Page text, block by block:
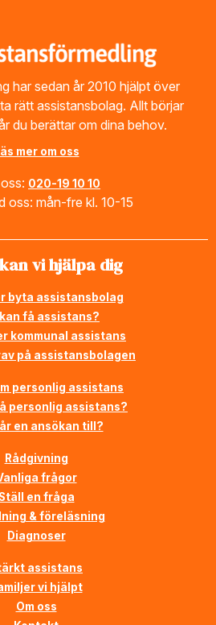
har sedan år 2010 hjälpt över
rätt assistansbolag. Allt börjar
du berättar om dina behov.
mer om oss
020-19 10 10
oss: mån-fre kl. 10-15
vi hjälpa dig
byta assistansbolag
få assistans?
kommunal assistans
på assistansbolagen
personlig assistans
personlig assistans?
en ansökan till?
Rådgivning
frågor
Ställ en fråga
& föreläsning
Diagnoser
assistans
vi hjälpt
Om oss